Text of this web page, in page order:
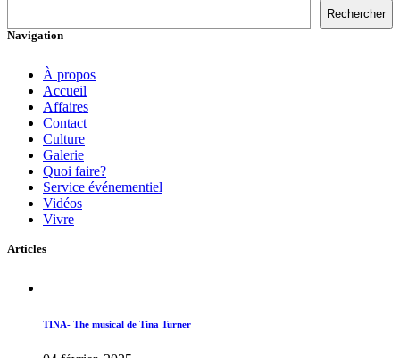
Rechercher
Navigation
À propos
Accueil
Affaires
Contact
Culture
Galerie
Quoi faire?
Service événementiel
Vidéos
Vivre
Articles
TINA- The musical de Tina Turner